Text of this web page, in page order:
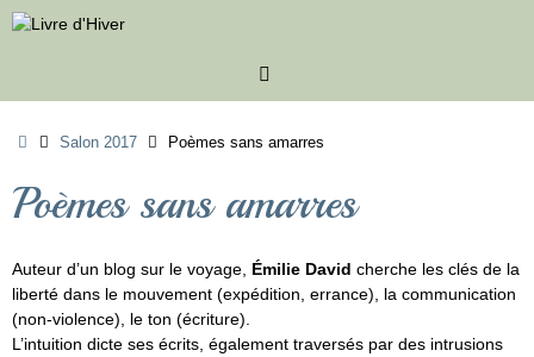
Passer
au
AccueilSalon 2017 Poèmes sans amarres
Poèmes sans amarres
Auteur d’un blog sur le voyage, Émilie David cherche les clés de la
liberté dans le mouvement (expédition, errance), la communication
(non-violence), le ton (écriture).
L’intuition dicte ses écrits, également traversés par des intrusions